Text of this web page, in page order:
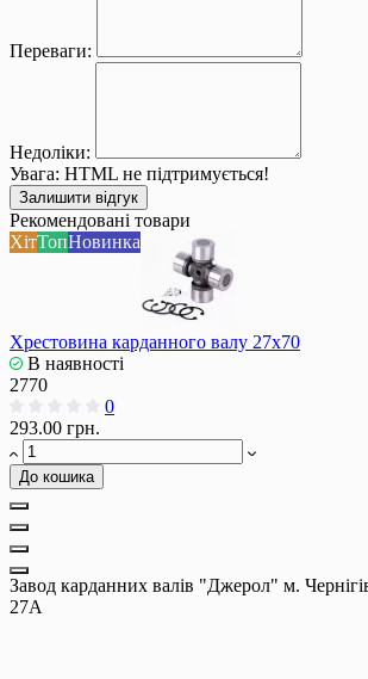
Переваги:
Недоліки:
Увага: HTML не підтримується!
Залишити відгук
Рекомендовані товари
ХітТопНовинка
Хрестовина карданного валу 27x70
В наявності
2770
0
293.00 грн.
До кошика
Завод карданних валів "Джерол" м.
27А